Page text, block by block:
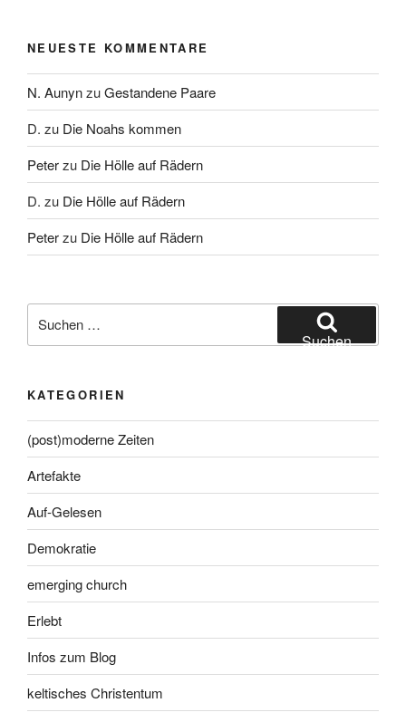
NEUESTE KOMMENTARE
N. AunynzuGestandene Paare
D. zu Die Noahs kommen
Peterzu Die Hölle auf Rädern
D. zu Die Hölle auf Rädern
Peterzu Die Hölle auf Rädern
nach:
Suchen
KATEGORIEN
(post)moderne Zeiten
Artefakte
Auf-Gelesen
Demokratie
emerging church
Erlebt
Infos zum Blog
keltisches Christentum